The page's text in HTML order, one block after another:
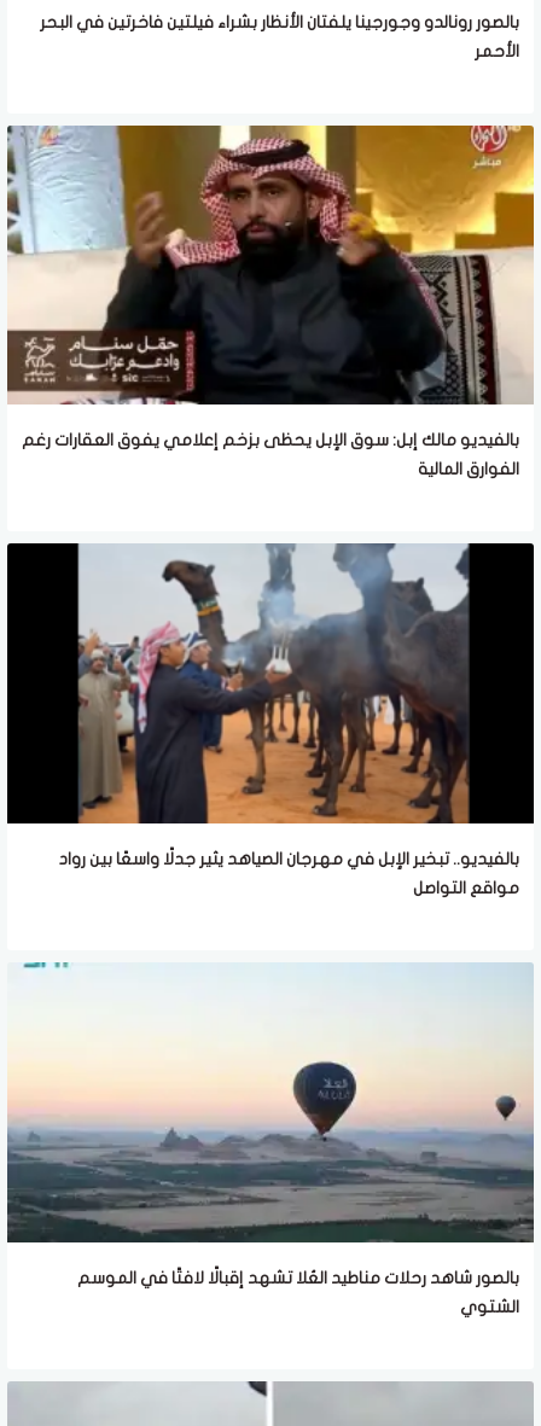
بالصور رونالدو وجورجينا يلفتان الأنظار بشراء فيلتين فاخرتين في البحر
الأحمر
بالفيديو مالك إبل: سوق الإبل يحظى بزخم إعلامي يفوق العقارات رغم
الفوارق المالية
بالفيديو.. تبخير الإبل في مهرجان الصياهد يثير جدلًا واسعًا بين رواد
مواقع التواصل
بالصور شاهد رحلات مناطيد العُلا تشهد إقبالًا لافتًا في الموسم
الشتوي